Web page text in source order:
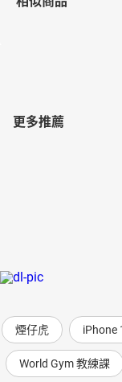
更多推薦
煙仔虎 iPhone
World Gym 教練課